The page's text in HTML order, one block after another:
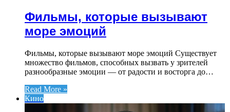
Фильмы, которые вызывают
море эмоций
Фильмы, которые вызывают море эмоций Существует
множество фильмов, способных вызвать у зрителей
разнообразные эмоции — от радости и восторга до…
Read More »
Кино